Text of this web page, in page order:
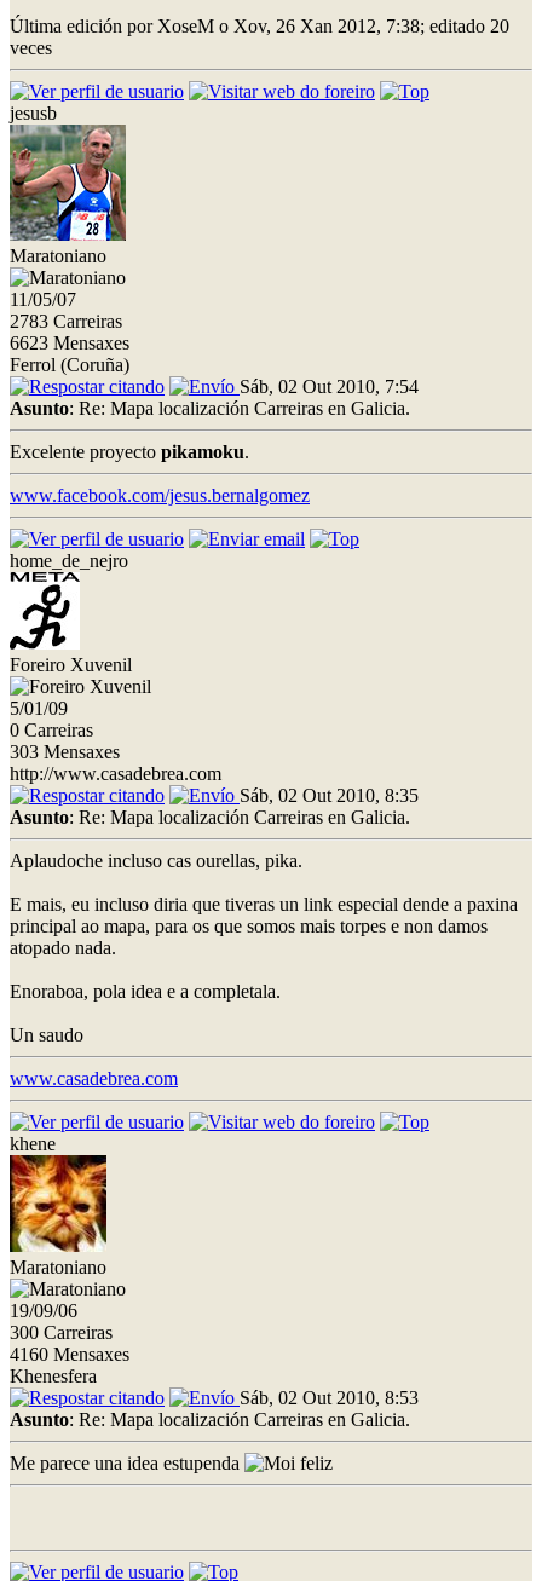
Última edición por XoseM o Xov, 26 Xan 2012, 7:38; editado 20
veces
jesusb
Maratoniano
11/05/07
2783 Carreiras
6623 Mensaxes
Ferrol (Coruña)
Sáb, 02 Out 2010, 7:54
Asunto: Re: Mapa localización Carreiras en Galicia.
Excelente proyecto pikamoku.
www.facebook.com/jesus.bernalgomez
home_de_nejro
Foreiro Xuvenil
5/01/09
0 Carreiras
303 Mensaxes
http://www.casadebrea.com
Sáb, 02 Out 2010, 8:35
Asunto: Re: Mapa localización Carreiras en Galicia.
Aplaudoche incluso cas ourellas, pika.
E mais, eu incluso diria que tiveras un link especial dende a paxina
principal ao mapa, para os que somos mais torpes e non damos
atopado nada.
Enoraboa, pola idea e a completala.
Un saudo
www.casadebrea.com
khene
Maratoniano
19/09/06
300 Carreiras
4160 Mensaxes
Khenesfera
Sáb, 02 Out 2010, 8:53
Asunto: Re: Mapa localización Carreiras en Galicia.
Me parece una idea estupenda